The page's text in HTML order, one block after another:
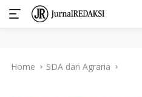
Home SDA dan Agraria